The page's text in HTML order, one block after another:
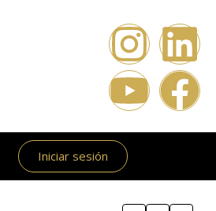
Iniciar sesión